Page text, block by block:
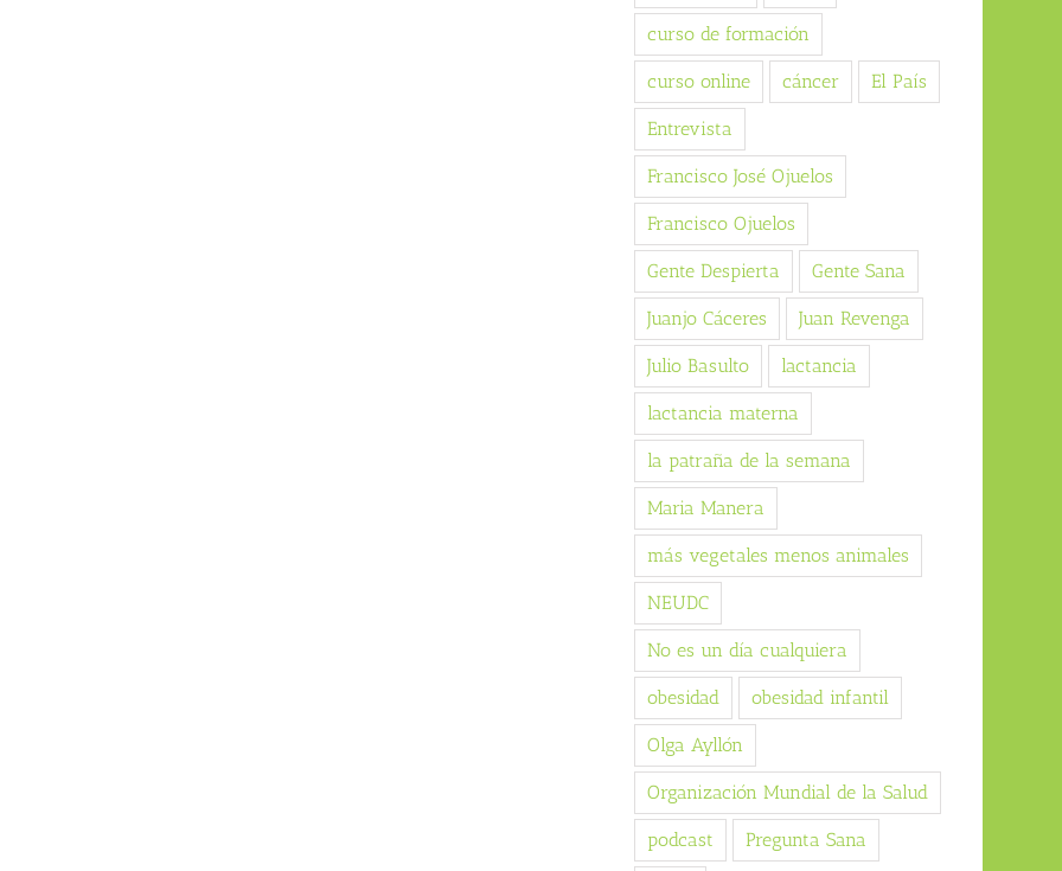
curso de formación
curso online cáncer El País
Entrevista
Francisco José Ojuelos
Francisco Ojuelos
Gente Despierta Gente Sana
Juanjo Cáceres Juan Revenga
Julio Basulto lactancia
lactancia materna
la patraña de la semana
Maria Manera
más vegetales menos animales
NEUDC
No es un día cualquiera
obesidad obesidad infantil
Olga Ayllón
Organización Mundial de la Salud
podcast Pregunta Sana